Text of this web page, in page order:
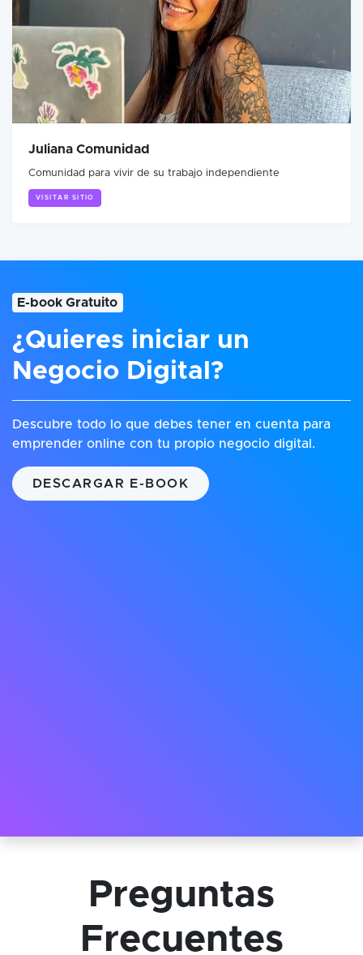
Juliana Comunidad
Comunidad para vivir de su trabajo independiente
VISITAR SITIO
E-book Gratuito
¿Quieres iniciar un
Negocio Digital?
Descubre todo lo que debes tener en cuenta para
emprender online con tu propio negocio digital.
DESCARGAR E-BOOK
Preguntas
Frecuentes